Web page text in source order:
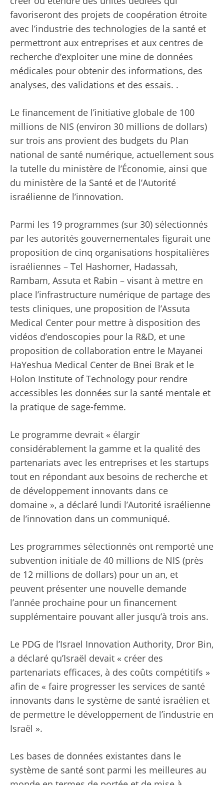
favoriseront des projets de coopération étroite
avec l’industrie des technologies de la santé et
permettront aux entreprises et aux centres de
recherche d’exploiter une mine de données
médicales pour obtenir des informations, des
analyses, des validations et des essais. .
Le financement de l’initiative globale de 100
millions de NIS (environ 30 millions de dollars)
sur trois ans provient des budgets du Plan
national de santé numérique, actuellement sous
la tutelle du ministère de l’Économie, ainsi que
du ministère de la Santé et de l’Autorité
israélienne de l’innovation.
Parmi les 19 programmes (sur 30) sélectionnés
par les autorités gouvernementales figurait une
proposition de cinq organisations hospitalières
israéliennes – Tel Hashomer, Hadassah,
Rambam, Assuta et Rabin – visant à mettre en
place l’infrastructure numérique de partage des
tests cliniques, une proposition de l’Assuta
Medical Center pour mettre à disposition des
vidéos d’endoscopies pour la R&D, et une
proposition de collaboration entre le Mayanei
HaYeshua Medical Center de Bnei Brak et le
Holon Institute of Technology pour rendre
accessibles les données sur la santé mentale et
la pratique de sage-femme.
Le programme devrait « élargir
considérablement la gamme et la qualité des
partenariats avec les entreprises et les startups
tout en répondant aux besoins de recherche et
de développement innovants dans ce
domaine », a déclaré lundi l’Autorité israélienne
de l’innovation dans un communiqué.
Les programmes sélectionnés ont remporté une
subvention initiale de 40 millions de NIS (près
de 12 millions de dollars) pour un an, et
peuvent présenter une nouvelle demande
l’année prochaine pour un financement
supplémentaire pouvant aller jusqu’à trois ans.
Le PDG de l’Israel Innovation Authority, Dror Bin,
a déclaré qu’Israël devait « créer des
partenariats efficaces, à des coûts compétitifs »
afin de « faire progresser les services de santé
innovants dans le système de santé israélien et
de permettre le développement de l’industrie en
Israël ».
Les bases de données existantes dans le
système de santé sont parmi les meilleures au